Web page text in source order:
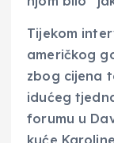
Tijekom
američkog
zbog cijena
idućeg
forumu u